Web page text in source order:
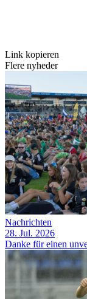
Link kopieren
Flere nyheder
Nachrichten
28. Jul. 2026
Danke für einen